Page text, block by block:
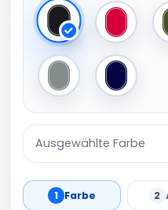
Black Classic
Pure Grey Navy
Ausgewählte Farbe
1 Farbe 2